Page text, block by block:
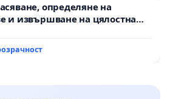
определяне на
и извършване на цялостна
републиканския път между
проход